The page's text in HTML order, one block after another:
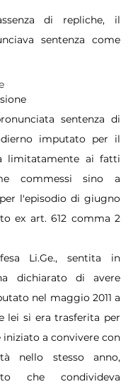
di repliche, il
sentenza come
sentenza di
imputato per il
limitatamente ai fatti
commessi sino a
l'episodio di giugno
ex art. 612 comma 2
Li.Ge., sentita in
dichiarato di avere
nel maggio 2011 a
lei si era trasferita per
iniziato a convivere con
nello stesso anno,
che condivideva